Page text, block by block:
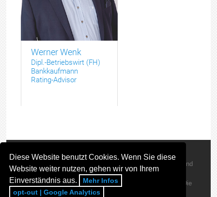
Diese Website benutzt Cookies. Wenn Sie diese
Website weiter nutzen, gehen wir von Ihrem
Einverständnis aus.
Mehr Infos
opt-out | Google Analytics
Werner Wenk
Dipl.-Betriebswirt (FH)
Bankkaufmann
Rating-Advisor
| All Rights Reserved | Webdesign und
Programmierung powered by:Internetagentur Nürnberg "Die